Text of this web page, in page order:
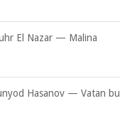
El Nazar — Malina
Hasanov — Vatan bu